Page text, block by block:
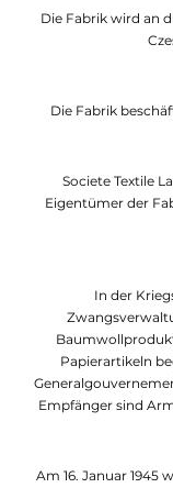
Die Fabrik wird an
Die Fabrik
Societe Textile
Eigentümer der
In der
Papierartikeln
Empfänger sind
Am 16. Januar 1945